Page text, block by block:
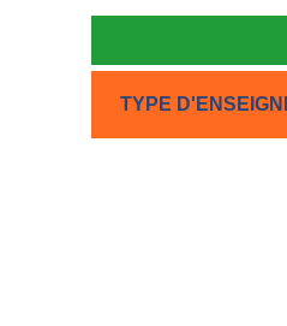
TYPE